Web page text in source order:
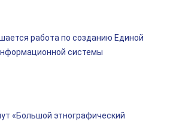
работа по созданию Единой
системы
«Большой этнографический